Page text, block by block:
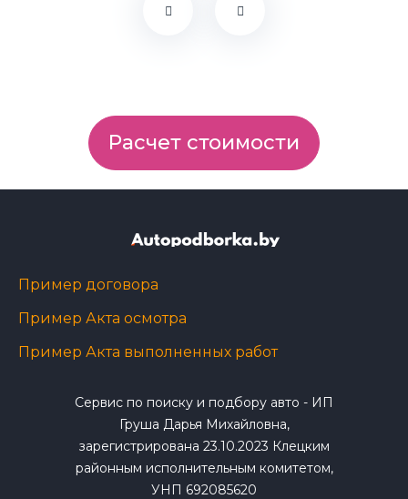
Расчет стоимости
Пример договора
Пример Акта осмотра
Пример Акта выполненных работ
Сервис по поиску и подбору авто - ИП
Груша Дарья Михайловна,
зарегистрирована 23.10.2023 Клецким
районным исполнительным комитетом,
УНП 692085620